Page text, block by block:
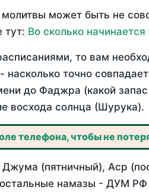
может быть не
тут: Во сколько
то вам
насколько точно
до Фаджра (какой
восхода солнца (Шурука).
телефона, чтобы не
Джума (пятничный), Аср
намазы - ДУМ